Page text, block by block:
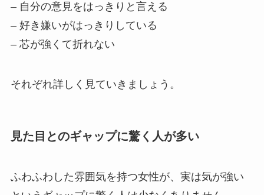
– 自分の意見をはっきりと言える
– 好き嫌いがはっきりしている
– 芯が強くて折れない
それぞれ詳しく見ていきましょう。
見た目とのギャップに驚く人が多い
ふわふわした雰囲気を持つ女性が、実は気が強い